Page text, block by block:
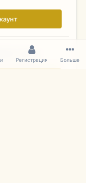
здесь.
Регистрация Больше